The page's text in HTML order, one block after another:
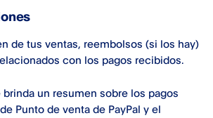
de tus ventas, reembolsos (si los hay)
con los pagos recibidos.
brinda un resumen sobre los pagos
Punto de venta de PayPal y el